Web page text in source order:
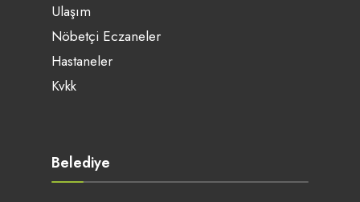
Ulaşım
Nöbetçi Eczaneler
Hastaneler
Kvkk
Belediye